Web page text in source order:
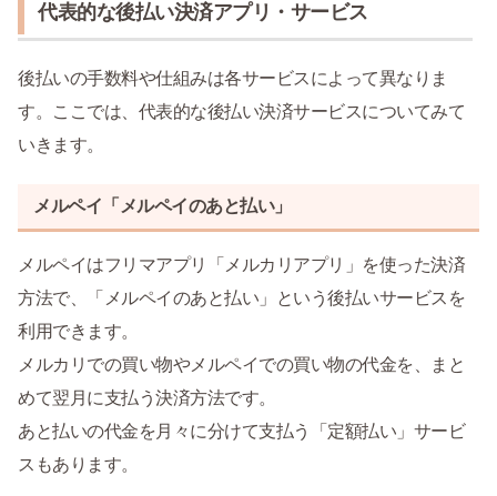
代表的な後払い決済アプリ・サービス
後払いの手数料や仕組みは各サービスによって異なりま
す。ここでは、代表的な後払い決済サービスについてみて
いきます。
メルペイ「メルペイのあと払い」
メルペイはフリマアプリ「メルカリアプリ」を使った決済
方法で、「メルペイのあと払い」という後払いサービスを
利用できます。
メルカリでの買い物やメルペイでの買い物の代金を、まと
めて翌月に支払う決済方法です。
あと払いの代金を月々に分けて支払う「定額払い」サービ
スもあります。